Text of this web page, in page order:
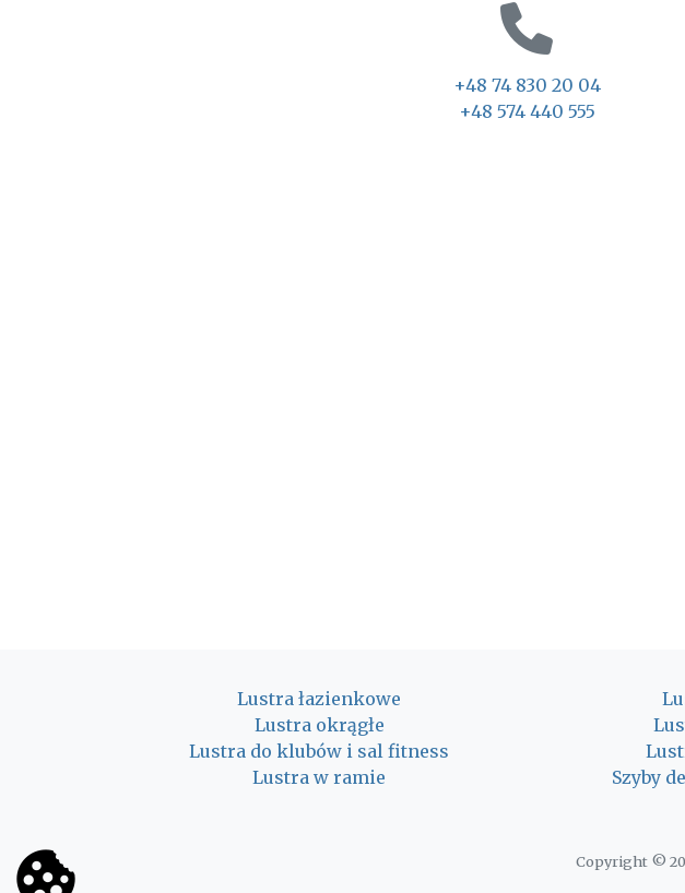
+48 74 830 20 04
+48 574 440 555
Lustra łazienkowe
Lustra okrągłe
Lustra do klubów i sal fitness
Lustra w ramie
Szyby
Copyright ©